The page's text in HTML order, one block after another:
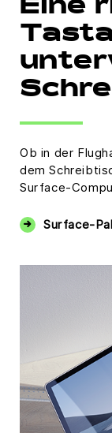
Eine
Ob in der
dem
Surface-
Surface-